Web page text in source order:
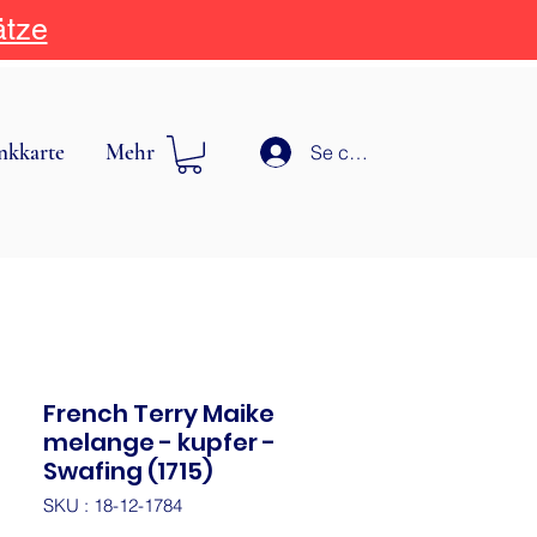
Mehr Se connecter
French Terry Maike
melange - kupfer -
Swafing (1715)
SKU : 18-12-1784